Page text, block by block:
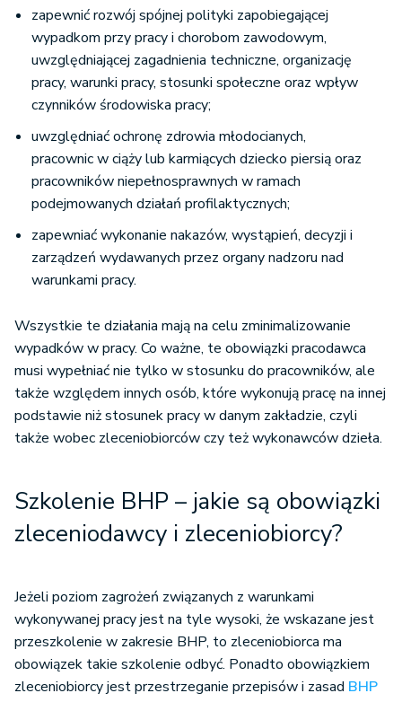
zapewnić rozwój spójnej polityki zapobiegającej
wypadkom przy pracy i chorobom zawodowym,
uwzględniającej zagadnienia techniczne, organizację
pracy, warunki pracy, stosunki społeczne oraz wpływ
czynników środowiska pracy;
uwzględniać ochronę zdrowia młodocianych,
pracownic w ciąży lub karmiących dziecko piersią oraz
pracowników niepełnosprawnych w ramach
podejmowanych działań profilaktycznych;
zapewniać wykonanie nakazów, wystąpień, decyzji i
zarządzeń wydawanych przez organy nadzoru nad
warunkami pracy.
Wszystkie te działania mają na celu zminimalizowanie
wypadków w pracy. Co ważne, te obowiązki pracodawca
musi wypełniać nie tylko w stosunku do pracowników, ale
także względem innych osób, które wykonują pracę na innej
podstawie niż stosunek pracy w danym zakładzie, czyli
także wobec zleceniobiorców czy też wykonawców dzieła.
Szkolenie BHP – jakie są obowiązki
zleceniodawcy i zleceniobiorcy?
Jeżeli poziom zagrożeń związanych z warunkami
wykonywanej pracy jest na tyle wysoki, że wskazane jest
przeszkolenie w zakresie BHP, to zleceniobiorca ma
obowiązek takie szkolenie odbyć. Ponadto obowiązkiem
zleceniobiorcy jest przestrzeganie przepisów i zasad BHP